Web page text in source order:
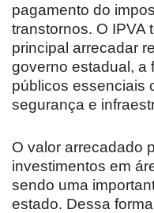
pagamento do
transtornos. O IPVA
principal arrecadar
governo estadual, a
públicos essenciais
segurança e
O valor arrecadado
investimentos em
sendo uma
estado. Dessa